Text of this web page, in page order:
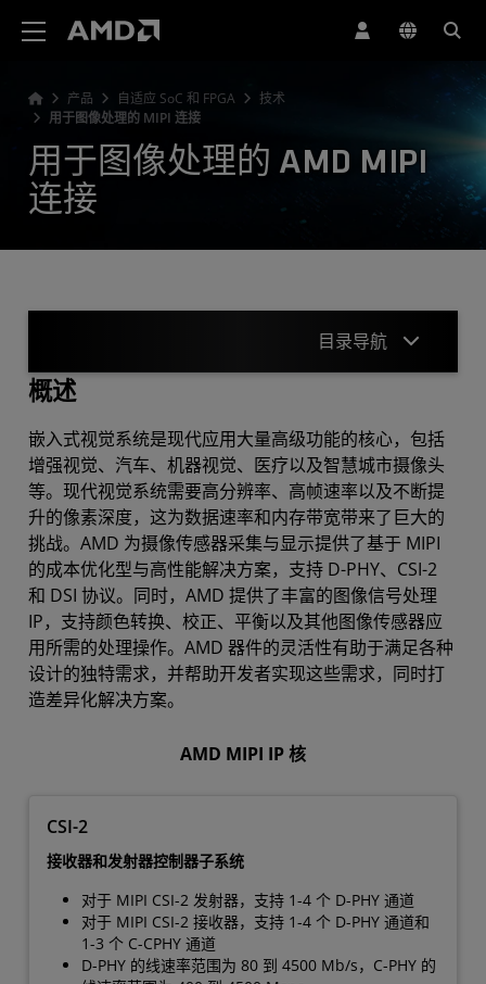
产品 自适应 SoC 和 FPGA
技术
用于图像处理的 MIPI 连接
用于图像处理的 AMD MIPI
连接
目录导航
应用
评估套件
立即体验
资源
概述
嵌入式视觉系统是现代应用大量高级功能的核心，包括
增强视觉、汽车、机器视觉、医疗以及智慧城市摄像头
等。现代视觉系统需要高分辨率、高帧速率以及不断提
升的像素深度，这为数据速率和内存带宽带来了巨大的
挑战。AMD 为摄像传感器采集与显示提供了基于 MIPI
的成本优化型与高性能解决方案，支持 D-PHY、CSI-2
和 DSI 协议。同时，AMD 提供了丰富的图像信号处理
IP，支持颜色转换、校正、平衡以及其他图像传感器应
用所需的处理操作。AMD 器件的灵活性有助于满足各种
设计的独特需求，并帮助开发者实现这些需求，同时打
造差异化解决方案。
AMD MIPI IP 核
CSI-2
接收器和发射器控制器子系统
对于 MIPI CSI-2 发射器，支持 1-4 个 D-PHY 通道
对于 MIPI CSI-2 接收器，支持 1-4 个 D-PHY 通道和
1-3 个 C-CPHY 通道
D-PHY 的线速率范围为 80 到 4500 Mb/s，C-PHY 的